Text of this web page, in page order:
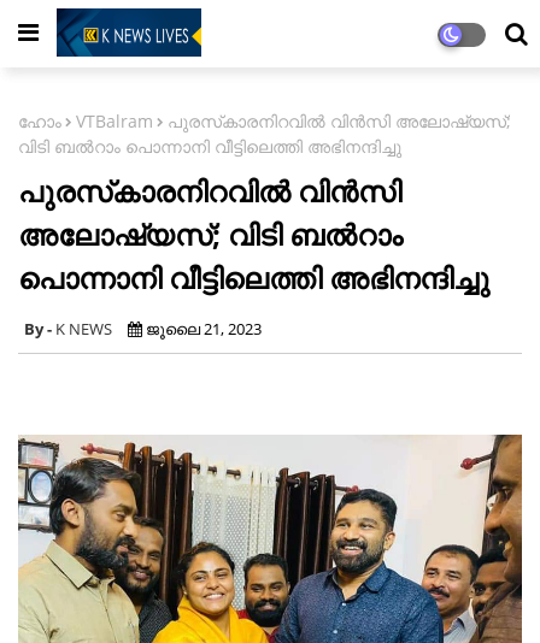
ഹോം VTBalram
പുരസ്‌കാരനിറവിൽ വിൻസി അലോഷ്യസ്;
വിടി ബൽറാം പൊന്നാനി വീട്ടിലെത്തി അഭിനന്ദിച്ചു
പുരസ്‌കാരനിറവിൽ വിൻസി
അലോഷ്യസ്; വിടി ബൽറാം
പൊന്നാനി വീട്ടിലെത്തി അഭിനന്ദിച്ചു
K NEWS ജൂലൈ 21, 2023